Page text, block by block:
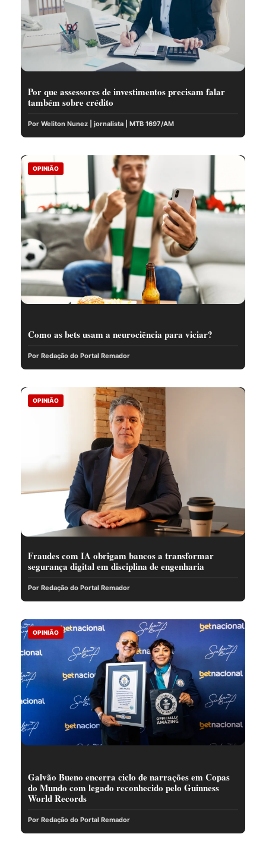
Por que assessores de investimentos precisam falar
também sobre crédito
Por Weliton Nunez | jornalista | MTB 1697/AM
OPINIÃO
Como as bets usam a neurociência para viciar?
Por Redação do Portal Remador
OPINIÃO
Fraudes com IA obrigam bancos a transformar
segurança digital em disciplina de engenharia
Por Redação do Portal Remador
OPINIÃO
Galvão Bueno encerra ciclo de narrações em Copas
do Mundo com legado reconhecido pelo Guinness
World Records
Por Redação do Portal Remador